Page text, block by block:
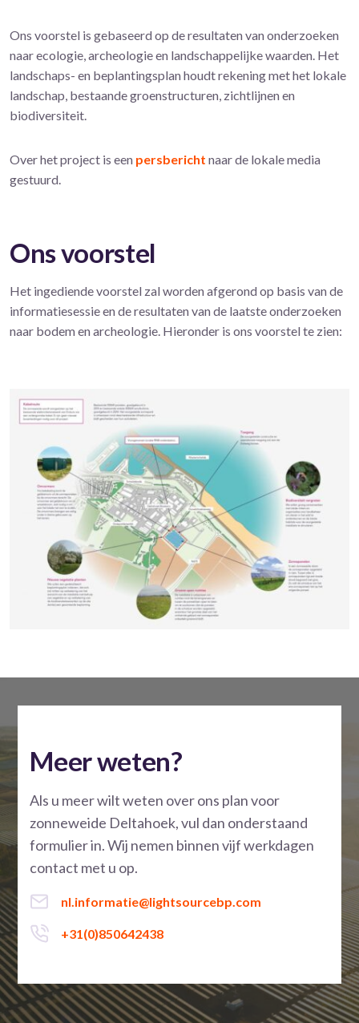
Ons voorstel is gebaseerd op de resultaten van onderzoeken
naar ecologie, archeologie en landschappelijke waarden. Het
landschaps- en beplantingsplan houdt rekening met het lokale
landschap, bestaande groenstructuren, zichtlijnen en
biodiversiteit.
Over het project is een persbericht naar de lokale media
gestuurd.
Ons voorstel
Het ingediende voorstel zal worden afgerond op basis van de
informatiesessie en de resultaten van de laatste onderzoeken
naar bodem en archeologie. Hieronder is ons voorstel te zien:
Meer weten?
Als u meer wilt weten over ons plan voor
zonneweide Deltahoek, vul dan onderstaand
formulier in. Wij nemen binnen vijf werkdagen
contact met u op.
nl.informatie@lightsourcebp.com
+31(0)850642438